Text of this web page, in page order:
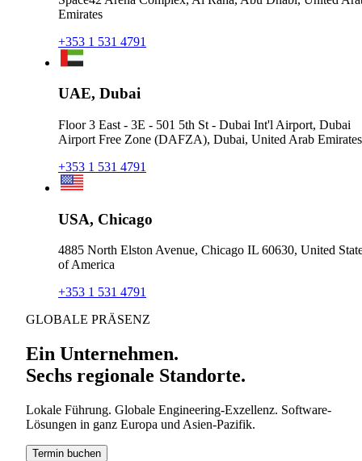
Emirates
+353 1 531 4791
UAE, Dubai
Floor 3 East - 3E - 501 5th St - Dubai Int'l Airport, Dubai
Airport Free Zone (DAFZA), Dubai, United Arab Emirates
+353 1 531 4791
USA, Chicago
4885 North Elston Avenue, Chicago IL 60630, United
of America
+353 1 531 4791
GLOBALE PRÄSENZ
Ein Unternehmen.
Sechs regionale Standorte.
Lokale Führung. Globale Engineering-Exzellenz. Software-
Lösungen in ganz Europa und Asien-Pazifik.
Termin buchen